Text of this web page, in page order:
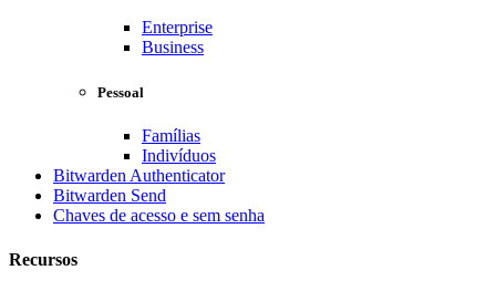
Enterprise
Business
Pessoal
Famílias
Indivíduos
Bitwarden Authenticator
Bitwarden Send
Chaves de acesso e sem senha
Recursos